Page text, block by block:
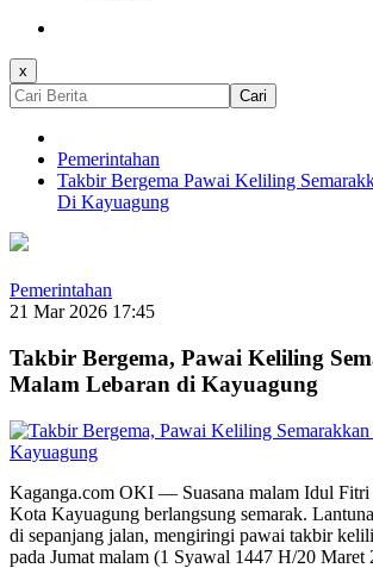
x
Cari
Pemerintahan
Takbir Bergema Pawai Keliling
Di Kayuagung
Pemerintahan
21 Mar 2026 17:45
Takbir Bergema, Pawai Keliling
Malam Lebaran di Kayuagung
Kaganga.com OKI — Suasana malam Idul
Kota Kayuagung berlangsung semarak.
di sepanjang jalan, mengiringi pawai takbir
pada Jumat malam (1 Syawal 1447 H/20 Maret